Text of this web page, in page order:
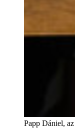
Papp Dániel,